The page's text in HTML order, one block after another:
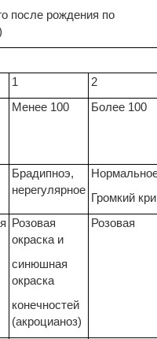
после рождения по
1
2
Менее 100 Более 100
Брадипноэ,
нерегулярное
Громкий
Розовая
окраска и
синюшная
окраска
конечностей
(акроцианоз)
Розовая